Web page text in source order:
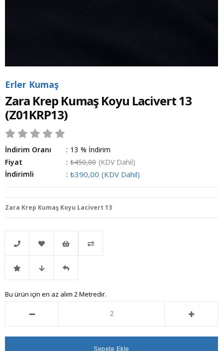
Erler Kumaş
Zara Krep Kumaş Koyu Lacivert 13
(Z01KRP13)
İndirim Oranı : %
13
İndirim
Fiyat
: ₺450,00 (KDV Dahil)
İndirimli
: ₺390,00 (KDV Dahil)
Zara Krep Kumaş Koyu Lacivert 13
Telefonla
Sipariş
Favorilere
Ekle
İstek
Listeme
İndirimli Fiyat Gelince
Bu ürün için en az alım 2 Metredir.